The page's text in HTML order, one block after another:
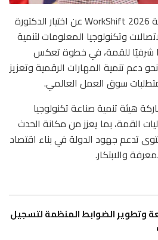
أعلنت اللجنة المنظمة لقمة 2026 WorkShift عن اختيار الدكتورة
وتكنولوجيا المعلومات لتنمية
شرفيًا للقمة، في خطوة تعكس
دعم تنمية المهارات الرقمية وتعزيز
سوق العمل العالمي.
هيئة تنمية صناعة تكنولوجيا
القمة، بما يعزز من مكانة الحدث
تدعم جهود الدولة في بناء اقتصاد
والابتكار.
وتطوير الضوابط المنظمة لتسجيل